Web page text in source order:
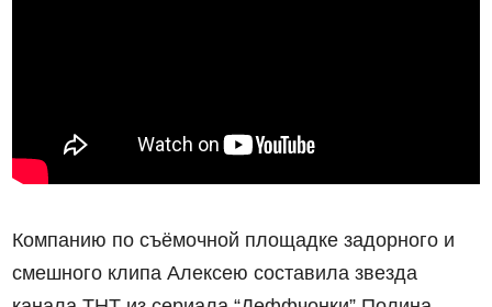
Компанию по съёмочной площадке задорного и
смешного клипа Алексею составила звезда